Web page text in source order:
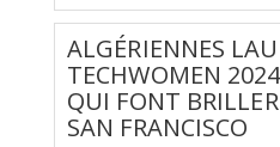
ALGÉRIENNES
TECHWOMEN
QUI FONT
SAN FRANCISCO